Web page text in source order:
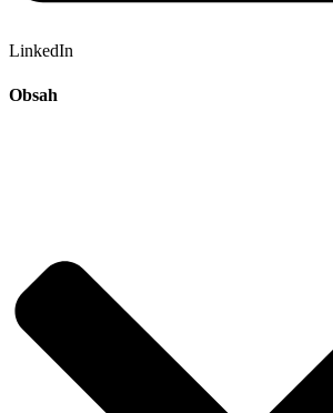
LinkedIn
Obsah